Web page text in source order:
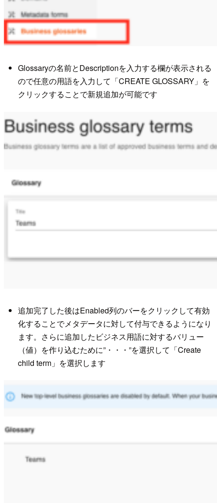
Glossaryの名前とDescriptionを入力する欄が表示される
ので任意の用語を入力して「CREATE GLOSSARY」を
クリックすることで新規追加が可能です
追加完了した後はEnabled列のバーをクリックして有効
化することでメタデータに対して付与できるようになり
ます。さらに追加したビジネス用語に対するバリュー
（値）を作り込むために”・・・”を選択して「Create
child term」を選択します